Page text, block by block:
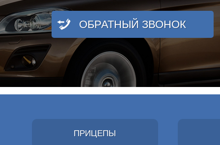
ОБРАТНЫЙ ЗВОНОК
ПРИЦЕПЫ